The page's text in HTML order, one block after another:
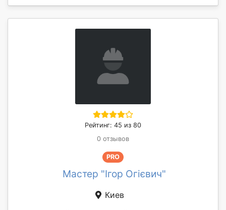
Рейтинг: 45 из 80
0 отзывов
PRO
Мастер "Ігор Огієвич"
Киев